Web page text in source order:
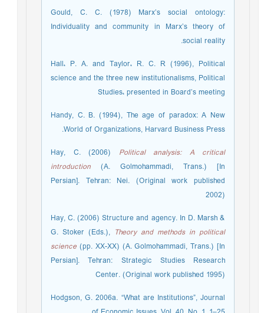
Gould, C. C. (1978) Marx’s social ontology:
Individuality and community in Marx’s theory of
social reality. ‏
Hall، P. A. and Taylor، R. C. R (1996), Political
science and the three new institutionalisms, Political
Studies، presented in Board’s meeting
Handy, C. B. (1994), The age of paradox: A New
World of Organizations, Harvard Business Press.
Political analysis: A critical
introduction
(A. Golmohammadi, Trans.) [In
Persian]. Tehran: Nei. (Original work published
2002)
Hay, C. (2006) Structure and agency. In D. Marsh &
G. Stoker (Eds.),Theory and methods in political
science (pp. XX-XX) (A. Golmohammadi, Trans.) [In
Persian]. Tehran: Strategic Studies Research
Center. (Original work published 1995)
Hodgson, G. 2006a. “What are Institutions”, Journal